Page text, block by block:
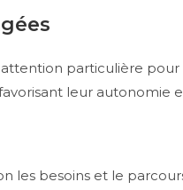
particulière
leur autonomie
les besoins et le